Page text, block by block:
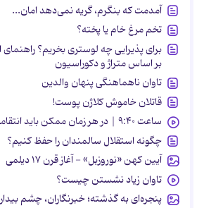
آمدمت که بنگرم، گریه نمی‌دهد امان...
تخم مرغ خام یا پخته؟
برای پذیرایی چه لوستری بخریم؟ راهنمای
بر اساس متراژ و دکوراسیون
تاوان ناهماهنگی پنهان والدین
قاتلان خاموش کلاژن پوست!
ساعت ۹:۴۰ | در هر زمان ممکن باید انتقامشان را پس بدهند
چگونه استقلال سالمندان را حفظ کنیم؟
آیین کهن «نوروزبل» - آغاز قرن ۱۷ دیلمی
تاوان زیاد نشستن چیست؟
پنجره‌ای به گذشته؛ خبرنگاران، چشم بیدار